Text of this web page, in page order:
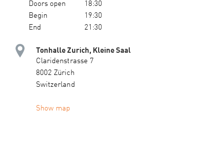
Doors open
18:30
Begin
19:30
End
21:30
Tonhalle Zurich, Kleine Saal
Claridenstrasse 7
8002 Zürich
Switzerland
Show map